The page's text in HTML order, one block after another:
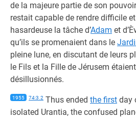
de la majeure partie de son
restait capable de rendre difficile
hasardeuse la tâche d’Adam et
qu’ils se promenaient dans le
pleine lune, en discutant de leurs
le Fils et la Fille de Jérusem
désillusionnés.
1955 74:3.2 Thus ended the first day
isolated Urantia, the confused